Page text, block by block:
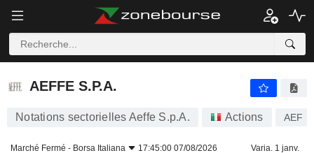
AEFFE S.P.A.
AEFFE S.P.A.
Notations sectorielles Aeffe S.p.A. Actions AEF
Marché Fermé - Borsa Italiana 17:45:00 07/08/2026 Varia. 1 janv.